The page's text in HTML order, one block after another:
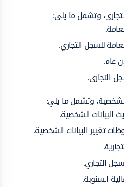
وتشمل ما يلي:
للسجل التجاري.
عام.
التجاري.
وتشمل ما يلي:
البيانات الشخصية.
تغيير البيانات الشخصية.
التجاري.
السنوية.